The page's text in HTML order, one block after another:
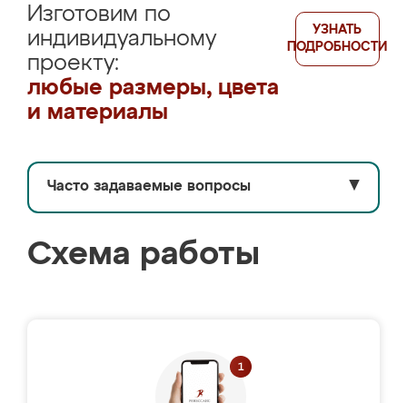
Изготовим по
индивидуальному
проекту:
любые размеры, цвета
и материалы
УЗНАТЬ
ПОДРОБНОСТИ
Часто задаваемые вопросы ▼
Схема работы